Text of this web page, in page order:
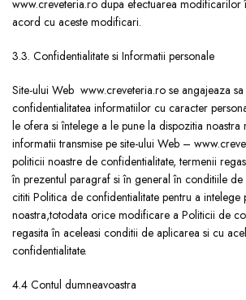
www.creveteria.ro dupa efectuarea modificarilor
acord cu aceste modificari.
3.3. Confidentialitate si Informatii personale
Site-ului Web www.creveteria.ro se angajeaza
confidentialitatea informatiilor cu caracter
le ofera si întelege a le pune la dispozitia
informatii transmise pe site-ului Web –
politicii noastre de confidentialitate, termenii
în prezentul paragraf si în general în conditiile de
cititi Politica de confidentialitate pentru a
noastra,totodata orice modificare a Politicii de
regasita în aceleasi conditii de aplicarea si cu
confidentialitate.
4.4 Contul dumneavoastra